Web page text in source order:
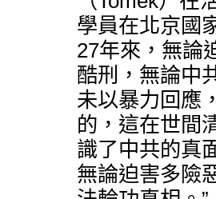
學員在北京國
27年來，無論
酷刑，無論中
未以暴力回應
的，這在世間
識了中共的真
無論迫害多險